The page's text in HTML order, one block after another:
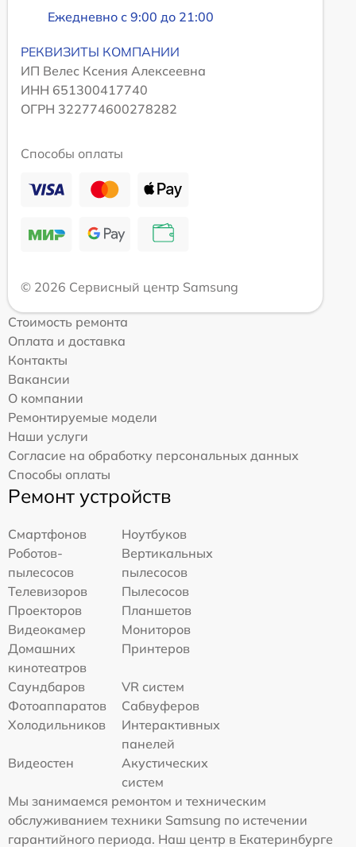
Ежедневно с 9:00 до 21:00
РЕКВИЗИТЫ КОМПАНИИ
ИП Велес Ксения Алексеевна
ИНН 651300417740
ОГРН 322774600278282
Способы оплаты
© 2026 Сервисный центр Samsung
Стоимость ремонта
Оплата и доставка
Контакты
Вакансии
О компании
Ремонтируемые модели
Наши услуги
Согласие на обработку персональных данных
Способы оплаты
Ремонт устройств
Смартфонов
Ноутбуков
Роботов-
пылесосов
Вертикальных
пылесосов
Телевизоров
Пылесосов
Проекторов
Планшетов
Видеокамер
Мониторов
Домашних
кинотеатров
Принтеров
Саундбаров
VR систем
Фотоаппаратов
Сабвуферов
Холодильников
Интерактивных
панелей
Видеостен
Акустических
систем
Мы занимаемся ремонтом и техническим
обслуживанием техники Samsung по истечении
гарантийного периода. Наш центр в Екатеринбурге